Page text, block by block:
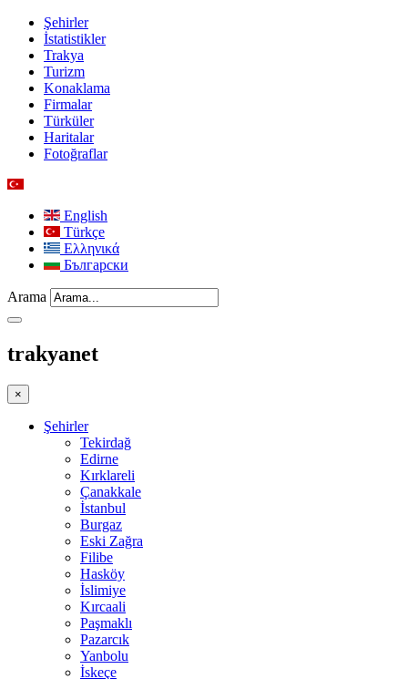
Şehirler
İstatistikler
Trakya
Turizm
Konaklama
Firmalar
Türküler
Haritalar
Fotoğraflar
English
Türkçe
Ελληνικά
Български
Arama
trakyanet
×
Şehirler
Tekirdağ
Edirne
Kırklareli
Çanakkale
İstanbul
Burgaz
Eski Zağra
Filibe
Hasköy
İslimiye
Kırcaali
Paşmaklı
Pazarcık
Yanbolu
İskeçe